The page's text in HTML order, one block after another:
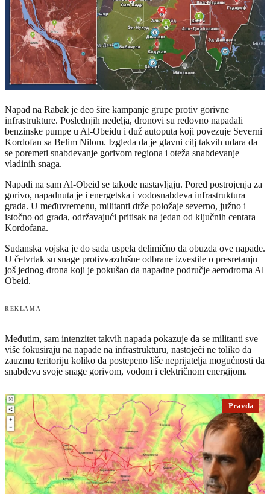
Napad na Rabak je deo šire kampanje grupe protiv gorivne
infrastrukture. Poslednjih nedelja, dronovi su redovno napadali
benzinske pumpe u Al-Obeidu i duž autoputa koji povezuje Severni
Kordofan sa Belim Nilom. Izgleda da je glavni cilj takvih udara da
se poremeti snabdevanje gorivom regiona i oteža snabdevanje
vladinih snaga.
Napadi na sam Al-Obeid se takođe nastavljaju. Pored postrojenja za
gorivo, napadnuta je i energetska i vodosnabdeva infrastruktura
grada. U međuvremenu, militanti drže položaje severno, južno i
istočno od grada, održavajući pritisak na jedan od ključnih centara
Kordofana.
Sudanska vojska je do sada uspela delimično da obuzda ove napade.
U četvrtak su snage protivvazdušne odbrane izvestile o presretanju
još jednog drona koji je pokušao da napadne područje aerodroma Al
Obeid.
REKLAMA
Međutim, sam intenzitet takvih napada pokazuje da se militanti sve
više fokusiraju na napade na infrastrukturu, nastojeći ne toliko da
zauzmu teritoriju koliko da postepeno liše neprijatelja mogućnosti da
snabdeva svoje snage gorivom, vodom i električnom energijom.
Pravda